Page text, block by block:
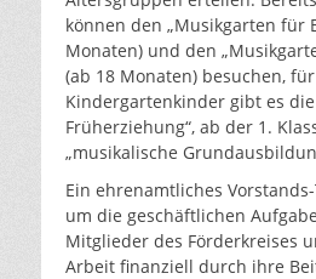
können den „Musikgarten für
Monaten) und den
(ab 18 Monaten) besuchen, für
Kindergartenkinder gibt es
Früherziehung“, ab der 1.
„musikalische
Ein ehrenamtliches
um die geschäftlichen
Mitglieder des Förderkreises
Arbeit finanziell durch ihre